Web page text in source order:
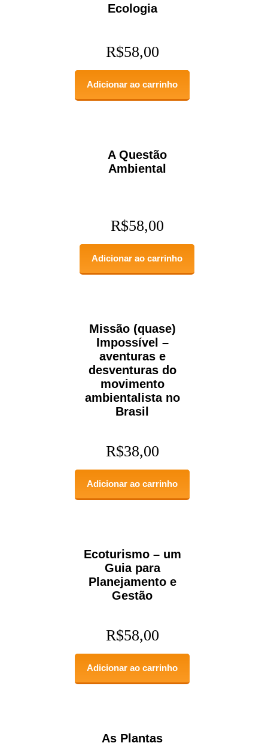
Ecologia
R$58,00
Adicionar ao carrinho
A Questão
Ambiental
R$58,00
Adicionar ao carrinho
Missão (quase)
Impossível –
aventuras e
desventuras do
movimento
ambientalista no
Brasil
R$38,00
Adicionar ao carrinho
Ecoturismo – um
Guia para
Planejamento e
Gestão
R$58,00
Adicionar ao carrinho
As Plantas